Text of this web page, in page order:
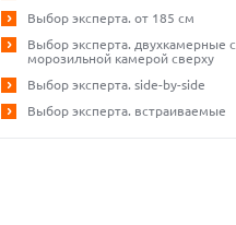
Выбор эксперта. от 185 см
Выбор эксперта. двухкамерные с
морозильной камерой сверху
Выбор эксперта. side-by-side
Выбор эксперта. встраиваемые